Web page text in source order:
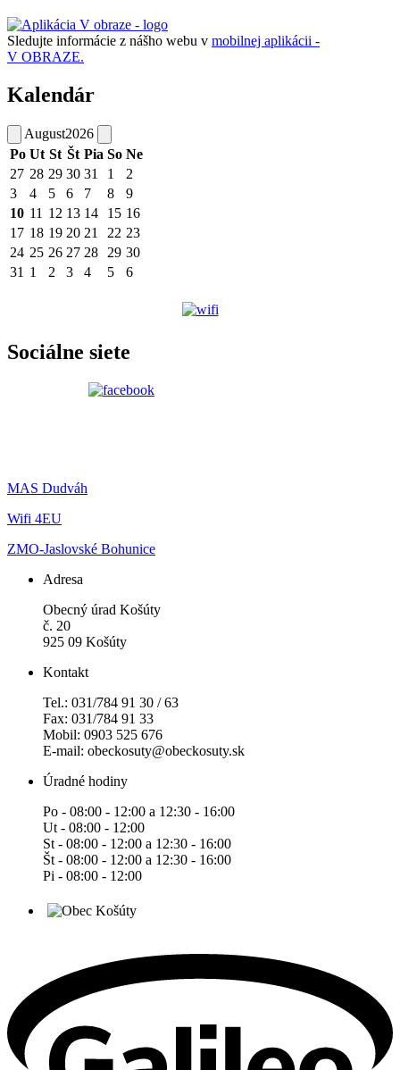
Sledujte informácie z nášho webu v mobilnej aplikácii -
V OBRAZE.
Kalendár
August2026
Po Ut St Št Pia So Ne
27 28 29 30 31 1
2
3
4 5 6 7 8
9
10 11 12 13 14 15 16
17 18 19 20 21 22 23
24 25 26 27 28 29 30
31 1 2 3 4 5 6
Sociálne siete
MAS Dudváh
Wifi 4EU
ZMO-Jaslovské Bohunice
Adresa
Obecný úrad Košúty
č. 20
925 09 Košúty
Kontakt
Tel.: 031/784 91 30 / 63
Fax: 031/784 91 33
Mobil: 0903 525 676
E-mail: obeckosuty@obeckosuty.sk
Úradné hodiny
Po - 08:00 - 12:00 a 12:30 - 16:00
Ut - 08:00 - 12:00
St - 08:00 - 12:00 a 12:30 - 16:00
Št - 08:00 - 12:00 a 12:30 - 16:00
Pi - 08:00 - 12:00